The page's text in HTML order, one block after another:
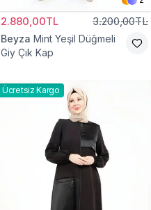
2.880,00TL 3.200,00TL
Beyza Mint Yeşil Düğmeli
Giy Çık Kap
Ücretsiz Kargo